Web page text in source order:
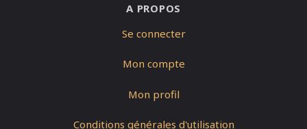
A PROPOS
Se connecter
Mon compte
Mon profil
Conditions générales d'utilisation